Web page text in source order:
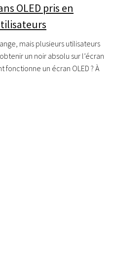
OLED pris en
mais plusieurs utilisateurs
un noir absolu sur l’écran
fonctionne un écran OLED ? À